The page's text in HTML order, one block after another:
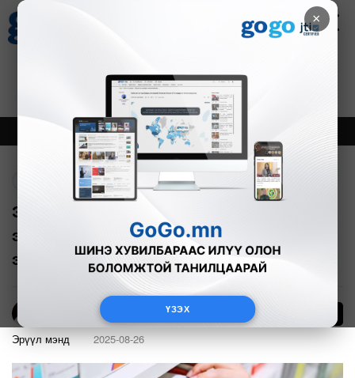
×
ҮЗЭХ
Зурхай
8.09
Онцлох Шинэ
Эм хангамжийн байгууллагуудын
эмнэлгүүдээс авах авлага салбарын
эргэлтийн хөрөнгийн 40 хувьд хүрчээ
Эрүүл мэнд 2025-08-26